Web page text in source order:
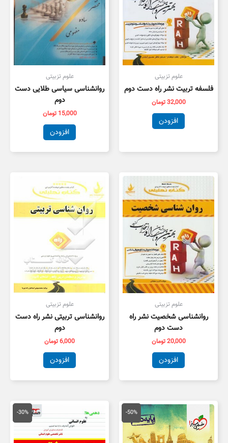
علوم تزبیتی
فلسفه تربیت نشر راه دست دوم
32,000تومان
افزودن
علوم تزبیتی
روانشناسی سیاسی طلایی دست
دوم
15,000 تومان
افزودن
علوم تزبیتی
روانشناسی شخصیت نشر راه
دست دوم
20,000تومان
افزودن
علوم تزبیتی
روانشناسی تربیتی نشر راه دست
دوم
6,000تومان
افزودن
-50%
قیمت
اصلی
50,000 تومان
بود.
قیمت
فعلی
25,000 تومان
است.
-30%
20,000 تومان
بود.
قیمت
فعلی